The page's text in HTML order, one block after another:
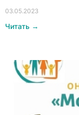
03.05.2023
Читать →